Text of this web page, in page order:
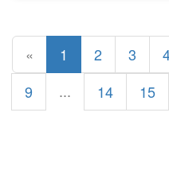
« 1 2 3
9
... 14 15